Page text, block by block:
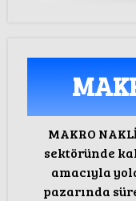
MAKRO
sektöründe
amacıyla
pazarında